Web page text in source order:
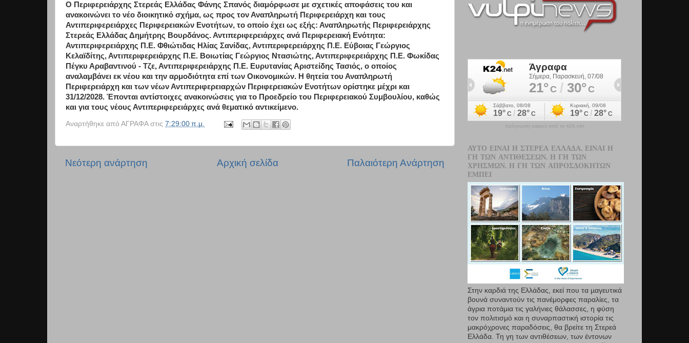
Ο Περιφερειάρχης Στερεάς Ελλάδας Φάνης Σπανός διαμόρφωσε με σχετικές αποφάσεις του και
ανακοινώνει το νέο διοικητικό σχήμα, ως προς τον Αναπληρωτή Περιφερειάρχη και τους
Αντιπεριφερειάρχες Περιφερειακών Ενοτήτων, το οποίο έχει ως εξής: Αναπληρωτής Περιφερειάρχης
Στερεάς Ελλάδας Δημήτρης Βουρδάνος. Αντιπεριφερειάρχες ανά Περιφερειακή Ενότητα:
Αντιπεριφερειάρχης Π.Ε. Φθιώτιδας Ηλίας Σανίδας, Αντιπεριφερειάρχης Π.Ε. Εύβοιας Γεώργιος
Κελαϊδίτης, Αντιπεριφερειάρχης Π.Ε. Βοιωτίας Γεώργιος Ντασιώτης, Αντιπεριφερειάρχης Π.Ε. Φωκίδας
Πέγκυ Αραβαντινού - Τζε, Αντιπεριφερειάρχης Π.Ε. Ευρυτανίας Αριστείδης Τασιός, ο οποίος
αναλαμβάνει εκ νέου και την αρμοδιότητα επί των Οικονομικών. Η θητεία του Αναπληρωτή
Περιφερειάρχη και των νέων Αντιπεριφερειαρχών Περιφερειακών Ενοτήτων ορίστηκε μέχρι και
31/12/2028. Έπονται αντίστοιχες ανακοινώσεις για το Προεδρείο του Περιφερειακού Συμβουλίου, καθώς
και για τους νέους Αντιπεριφερειάρχες ανά θεματικό αντικείμενο.
Αναρτήθηκε από ΑΓΡΑΦΑ στις 7:29:00 π.μ.
Νεότερη ανάρτηση Παλαιότερη Ανάρτηση
Αρχική σελίδα
πρόγνωση καιρού από το k24.net
ΑΥΤΌ ΕΊΝΑΙ Η ΣΤΕΡΕΆ ΕΛΛΆΔΑ. ΕΊΝΑΙ Η
ΓΗ ΤΩΝ ΑΝΤΙΘΈΣΕΩΝ. Η ΓΗ ΤΩΝ
ΧΡΗΣΜΏΝ. Η ΓΗ ΤΩΝ ΑΠΡΟΣΔΌΚΗΤΩΝ
ΕΜΠΕΙ
Στην καρδιά της Ελλάδας, εκεί που τα µαγευτικά
βουνά συναντούν τις πανέμορφες παραλίες, τα
άγρια ποτάμια τις γαλήνιες θάλασσες, η φύση
τον πολιτισμό και η συναρπαστική ιστορία τις
μακρόχρονες παραδόσεις, θα βρείτε τη Στερεά
Ελλάδα. Τη γη των αντιθέσεων, των έντονων